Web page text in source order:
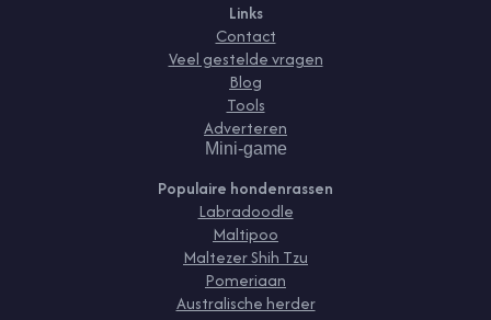
Links
Contact
Veel gestelde vragen
Blog
Tools
Adverteren
Mini-game
Populaire hondenrassen
Labradoodle
Maltipoo
Maltezer Shih Tzu
Pomeriaan
Australische herder